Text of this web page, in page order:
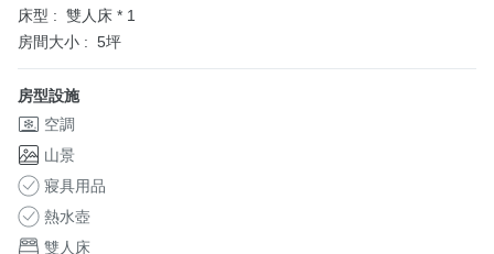
床型 : 雙人床 * 1
房間大小 : 5坪
房型設施
空調
山景
寢具用品
熱水壺
雙人床